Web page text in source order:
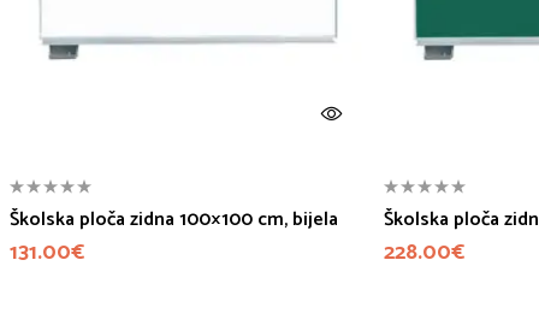
Školska ploča zidna 100×100 cm, bijela
131.00€
Školska ploča
228.00€